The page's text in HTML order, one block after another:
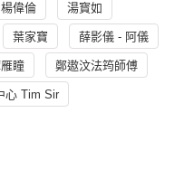
楊偉倫 湯寳如
葉家寶 薛影儀 - 阿儀
瞳 鄭遨汶法筠師傅
心 Tim Sir